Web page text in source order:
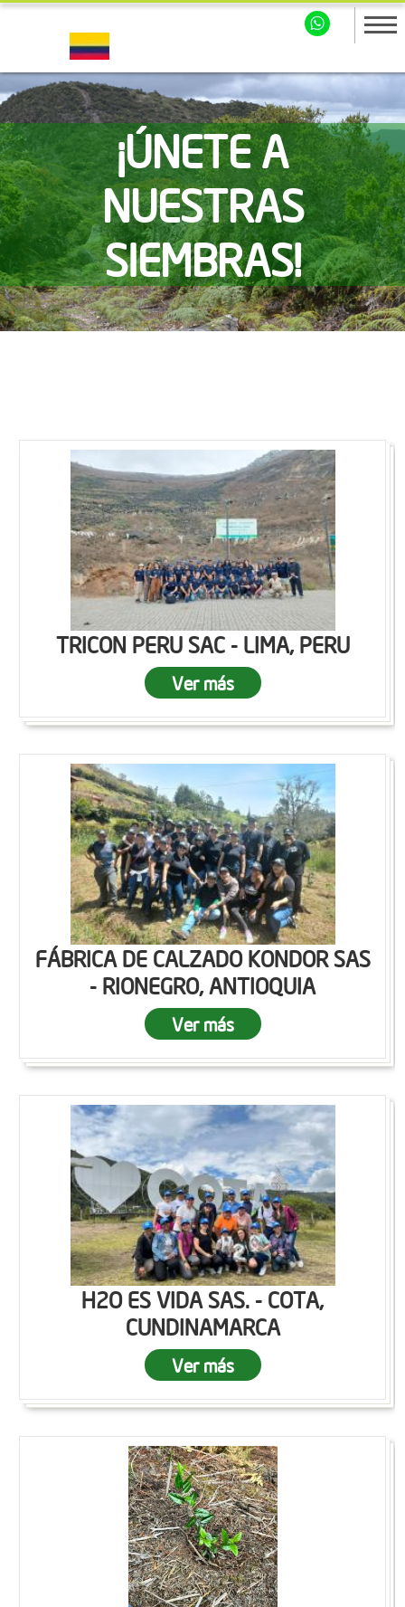
¡ÚNETE A
NUESTRAS
SIEMBRAS!
TRICON PERU SAC - LIMA, PERU
Ver más
FÁBRICA DE CALZADO KONDOR SAS
- RIONEGRO, ANTIOQUIA
Ver más
H2O ES VIDA SAS. - COTA,
CUNDINAMARCA
Ver más